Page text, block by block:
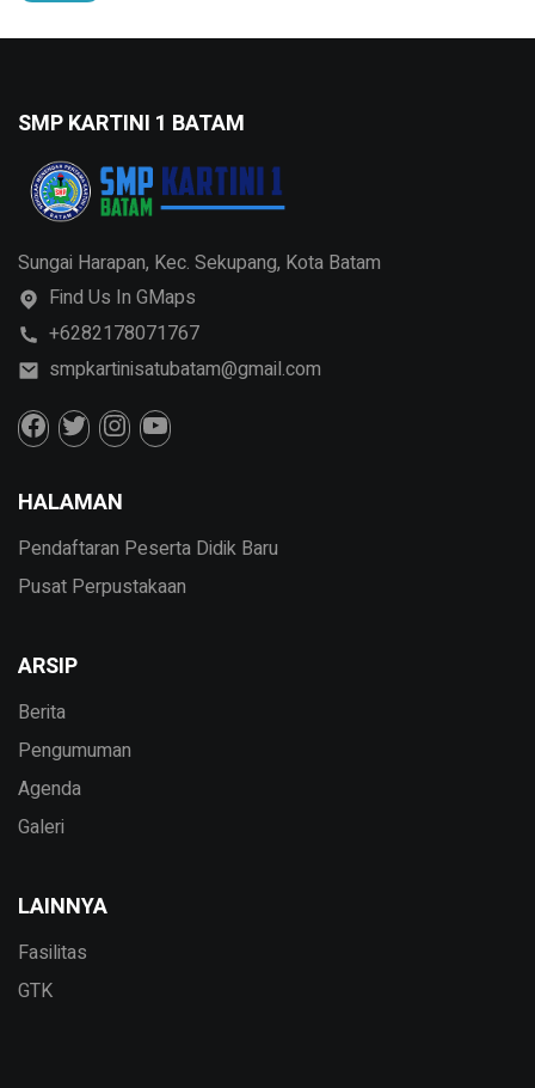
SMP KARTINI 1 BATAM
Sungai Harapan, Kec. Sekupang, Kota Batam
Find Us In GMaps
+6282178071767
smpkartinisatubatam@gmail.com
HALAMAN
Pendaftaran Peserta Didik Baru
Pusat Perpustakaan
ARSIP
Berita
Pengumuman
Agenda
Galeri
LAINNYA
Fasilitas
GTK